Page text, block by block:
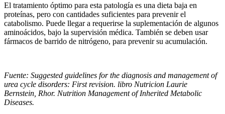
El tratamiento óptimo para esta patología es una dieta baja en
proteínas, pero con cantidades suficientes para prevenir el
catabolismo. Puede llegar a requerirse la suplementación de algunos
aminoácidos, bajo la supervisión médica. También se deben usar
fármacos de barrido de nitrógeno, para prevenir su acumulación.
Fuente: Suggested guidelines for the diagnosis and management of
urea cycle disorders: First revision. libro Nutricion Laurie
Bernstein, Rhor. Nutrition Management of Inherited Metabolic
Diseases.